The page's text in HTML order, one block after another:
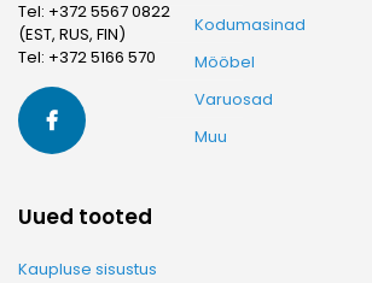
Tel: +372 5567 0822
(EST, RUS, FIN)
Tel: +372 5166 570
Kodumasinad
Mööbel
Varuosad
Muu
Uued tooted
Kaupluse sisustus